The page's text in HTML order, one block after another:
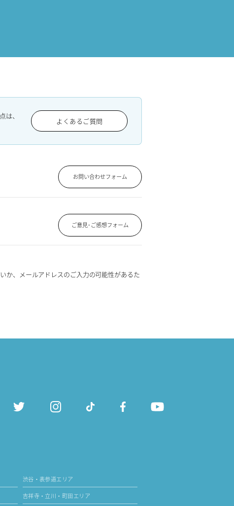
は、
よくあるご質問
お問い合わせフォーム
ご意見･ご感想フォーム
か、メールアドレスのご入力の可能性があるた
渋谷・表参道エリア
吉祥寺・立川・町田エリア